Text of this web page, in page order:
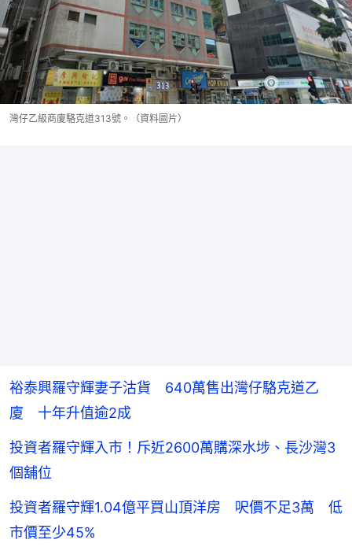
灣仔乙級商廈駱克道313號。（資料圖片）
裕泰興羅守輝妻子沽貨 640萬售出灣仔駱克道乙
廈 十年升值逾2成
投資者羅守輝入市！斥近2600萬購深水埗、長沙灣3
個舖位
投資者羅守輝1.04億平買山頂洋房 呎價不足3萬 低
市價至少45%